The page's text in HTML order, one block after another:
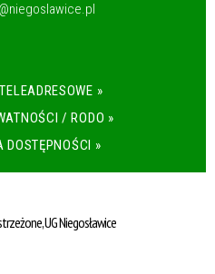
»
/ RODO »
DOSTĘPNOŚCI »
UG Niegosławice